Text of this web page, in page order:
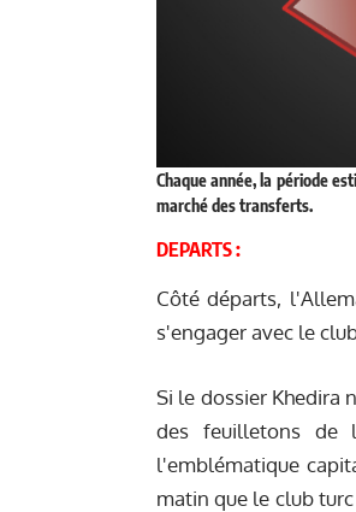
Chaque année, la période
marché des transferts.
DEPARTS :
Côté départs,
s'engager avec le
Si le dossier Khedira
des feuilletons de
l'emblématique
matin que le club